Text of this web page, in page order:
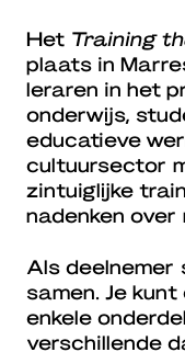
Het Training
plaats in
leraren in het
onderwijs,
educatieve
cultuursector
zintuiglijke
nadenken over
Als deelnemer
samen. Je
enkele
verschillende